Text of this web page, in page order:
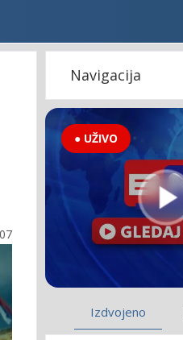
Navigacija
● UŽIVO
Izdvojeno